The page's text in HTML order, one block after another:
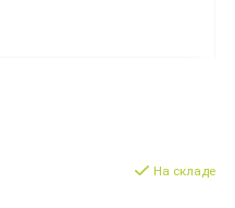
На складе